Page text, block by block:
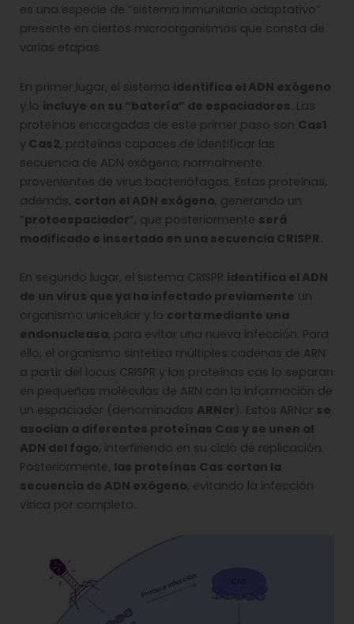
es una especie de “sistema inmunitario adaptativo”
presente en ciertos microorganismos que consta de
varias etapas.
En primer lugar, el sistema identifica el ADN exógeno
y lo incluye en su “batería” de espaciadores. Las
proteínas encargadas de este primer paso son Cas1
y Cas2, proteínas capaces de identificar las
secuencia de ADN exógeno, normalmente
provenientes de virus bacteriófagos. Estas proteínas,
además, cortan el ADN exógeno, generando un
“protoespaciador”, que posteriormente será
modificado e insertado en una secuencia CRISPR.
En segundo lugar, el sistema CRISPR identifica el ADN
de un virus que ya ha infectado previamente un
organismo unicelular y lo corta mediante una
endonucleasa, para evitar una nueva infección. Para
ello, el organismo sintetiza múltiples cadenas de ARN
a partir del locus CRISPR y las proteínas cas lo separan
en pequeñas moléculas de ARN con la información de
un espaciador (denominadas ARNcr). Estos ARNcr se
asocian a diferentes proteínas Cas y se unen al
ADN del fago, interfiriendo en su ciclo de replicación.
Posteriormente, las proteínas Cas cortan la
secuencia de ADN exógeno, evitando la infección
vírica por completo.